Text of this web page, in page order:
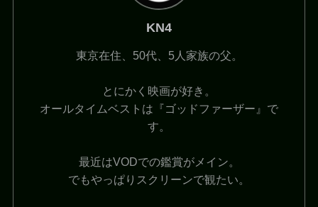
KN4
東京在住、50代、5人家族の父。
とにかく映画が好き。
オールタイムベストは『ゴッドファーザー』で
す。
最近はVODでの鑑賞がメイン。
でもやっぱりスクリーンで観たい。